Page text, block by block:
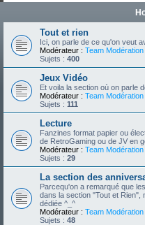
Tout et rien
Ici, on parle de ce qu'on veut
Modérateur : Team Modération
Sujets : 400
Jeux Vidéo
Et voila la section où on parle
Modérateur : Team Modération
Sujets : 111
Lecture
Fanzines format papier ou
de RetroGaming ou de JV en
Modérateur : Team Modération
Sujets : 29
La section des
Parcequ'on a remarqué que
dans la section "Tout et
dédiée ^_^
Modérateur : Team Modération
Sujets : 48